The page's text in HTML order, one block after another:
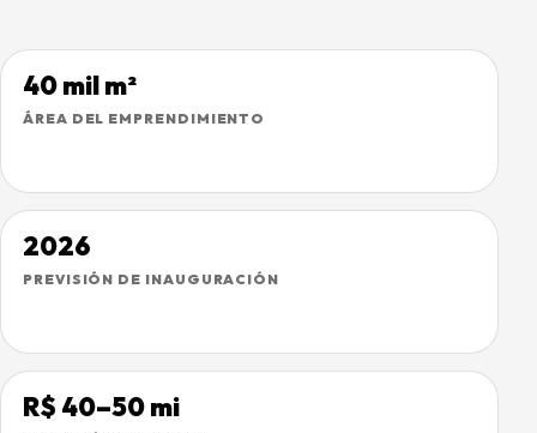
40 mil m²
ÁREA DEL EMPRENDIMIENTO
2026
PREVISIÓN DE INAUGURACIÓN
R$ 40–50 mi